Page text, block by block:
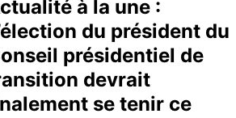
à la une :
du président du
présidentiel de
devrait
se tenir ce